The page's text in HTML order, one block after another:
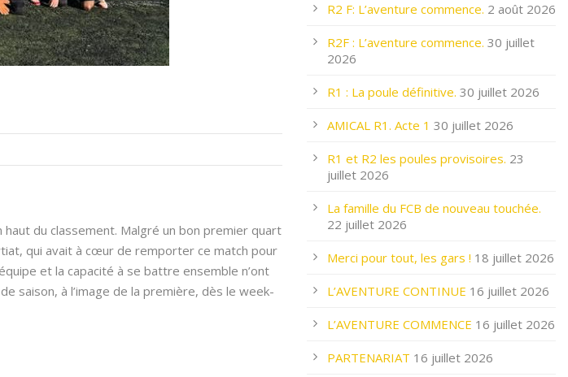
du classement. Malgré un bon premier quart
qui avait à cœur de remporter ce match pour
et la capacité à se battre ensemble n’ont
saison, à l’image de la première, dès le week-
R2 F: L’aventure commence. 2 août 2026
R2F : L’aventure commence. 30 juillet
2026
R1 : La poule définitive. 30 juillet 2026
AMICAL R1. Acte 1 30 juillet 2026
R1 et R2 les poules provisoires. 23
juillet 2026
La famille du FCB de nouveau touchée.
22 juillet 2026
Merci pour tout, les gars ! 18 juillet 2026
L’AVENTURE CONTINUE 16 juillet 2026
L’AVENTURE COMMENCE 16 juillet 2026
PARTENARIAT 16 juillet 2026